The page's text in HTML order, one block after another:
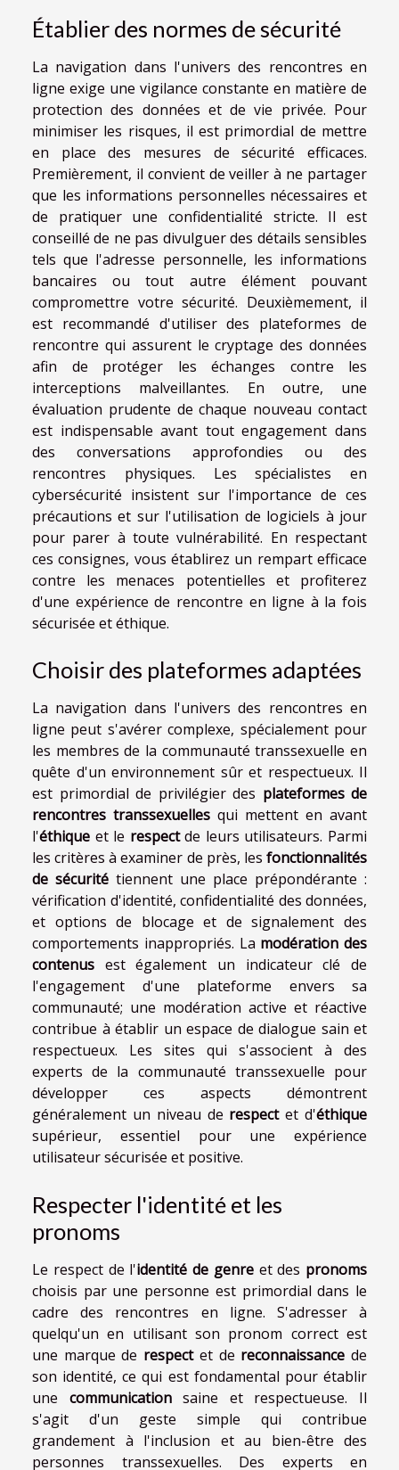
Établier des normes de sécurité
La navigation dans l'univers des rencontres en
ligne exige une vigilance constante en matière de
protection des données et de vie privée. Pour
minimiser les risques, il est primordial de mettre
en place des mesures de sécurité efficaces.
Premièrement, il convient de veiller à ne partager
que les informations personnelles nécessaires et
de pratiquer une confidentialité stricte. Il est
conseillé de ne pas divulguer des détails sensibles
tels que l'adresse personnelle, les informations
bancaires ou tout autre élément pouvant
compromettre votre sécurité. Deuxièmement, il
est recommandé d'utiliser des plateformes de
rencontre qui assurent le cryptage des données
afin de protéger les échanges contre les
interceptions malveillantes. En outre, une
évaluation prudente de chaque nouveau contact
est indispensable avant tout engagement dans
des conversations approfondies ou des
rencontres physiques. Les spécialistes en
cybersécurité insistent sur l'importance de ces
précautions et sur l'utilisation de logiciels à jour
pour parer à toute vulnérabilité. En respectant
ces consignes, vous établirez un rempart efficace
contre les menaces potentielles et profiterez
d'une expérience de rencontre en ligne à la fois
sécurisée et éthique.
Choisir des plateformes adaptées
La navigation dans l'univers des rencontres en
ligne peut s'avérer complexe, spécialement pour
les membres de la communauté transsexuelle en
quête d'un environnement sûr et respectueux. Il
est primordial de privilégier des plateformes de
rencontres transsexuelles qui mettent en avant
l'éthique et le respectde leurs utilisateurs. Parmi
les critères à examiner de près, les fonctionnalités
de sécurité tiennent une place prépondérante :
vérification d'identité, confidentialité des données,
et options de blocage et de signalement des
comportements inappropriés. La modération des
contenus est également un indicateur clé de
l'engagement d'une plateforme envers sa
communauté; une modération active et réactive
contribue à établir un espace de dialogue sain et
respectueux. Les sites qui s'associent à des
experts de la communauté transsexuelle pour
développer ces aspects démontrent
généralement un niveau de respectet d'éthique
supérieur, essentiel pour une expérience
utilisateur sécurisée et positive.
Respecter l'identité et les
pronoms
Le respect de l'identité de genreet des pronoms
choisis par une personne est primordial dans le
cadre des rencontres en ligne. S'adresser à
quelqu'un en utilisant son pronom correct est
une marque de respectet de reconnaissance de
son identité, ce qui est fondamental pour établir
une communicationsaine et respectueuse. Il
s'agit d'un geste simple qui contribue
grandement à l'inclusion et au bien-être des
personnes transsexuelles. Des experts en